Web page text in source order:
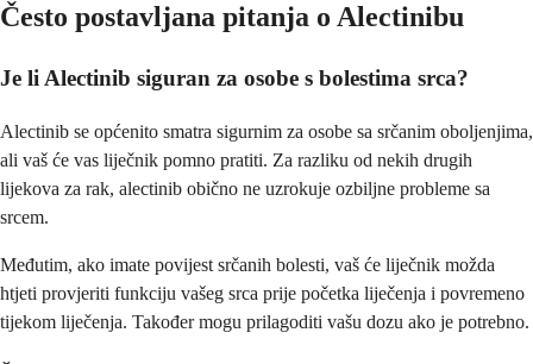
Često postavljana pitanja o Alectinibu
Je li Alectinib siguran za osobe s bolestima srca?
Alectinib se općenito smatra sigurnim za osobe sa srčanim oboljenjima,
ali vaš će vas liječnik pomno pratiti. Za razliku od nekih drugih
lijekova za rak, alectinib obično ne uzrokuje ozbiljne probleme sa
srcem.
Međutim, ako imate povijest srčanih bolesti, vaš će liječnik možda
htjeti provjeriti funkciju vašeg srca prije početka liječenja i povremeno
tijekom liječenja. Također mogu prilagoditi vašu dozu ako je potrebno.